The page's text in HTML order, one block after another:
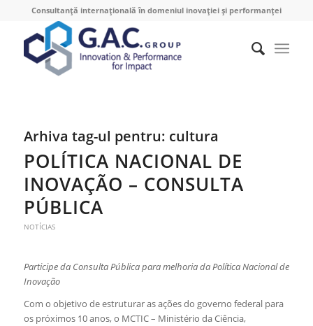
Consultanță internațională în domeniul inovației și performanței
Arhiva tag-ul pentru: cultura
POLÍTICA NACIONAL DE
INOVAÇÃO – CONSULTA
PÚBLICA
NOTÍCIAS
Participe da Consulta Pública para melhoria da Política Nacional de
Inovação
Com o objetivo de estruturar as ações do governo federal para
os próximos 10 anos, o MCTIC – Ministério da Ciência,